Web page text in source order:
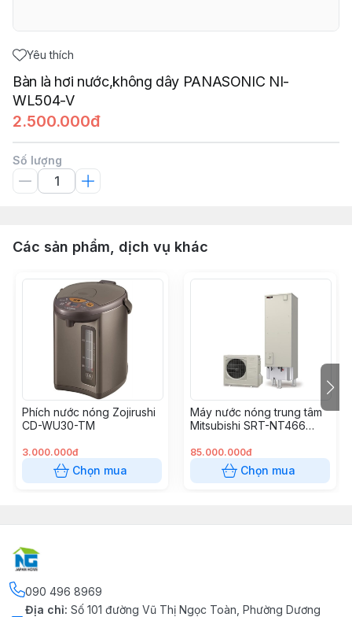
Yêu thích
Bàn là hơi nước,không dây PANASONIC NI-
WL504-V
2.500.000đ
Số lượng
Các sản phẩm, dịch vụ khác
Phích nước nóng Zojirushi
CD-WU30-TM
3.000.000đ
Chọn mua
Máy nước nóng trung tâm
Mitsubishi SRT-NT466
85.000.000đ
Chọn mua
090 496 8969
Địa chỉ: Số 101 đường Vũ Thị Ngọc Toàn, Phường Dương